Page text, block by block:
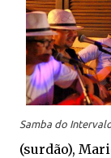
Samba do
(surdão),